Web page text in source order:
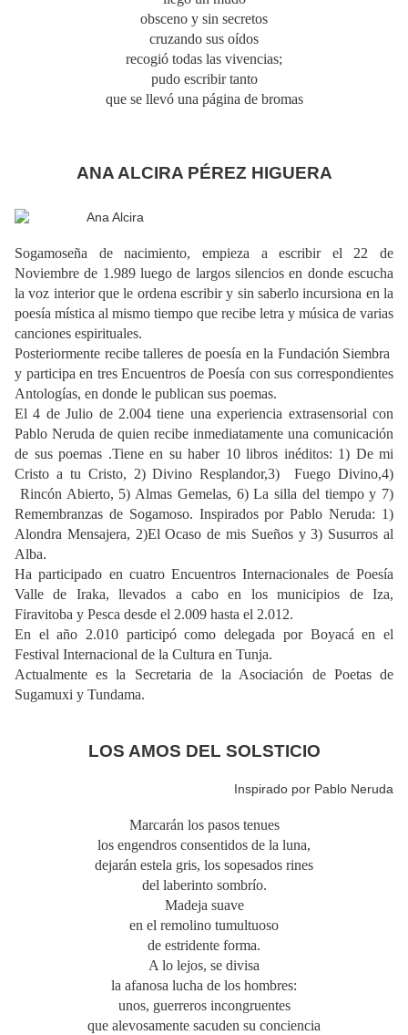
obsceno y sin secretos
cruzando sus oídos
recogió todas las vivencias;
pudo escribir tanto
que se llevó una página de bromas
ANA ALCIRA PÉREZ HIGUERA
Sogamoseña de nacimiento, empieza a escribir el 22 de
Noviembre de 1.989 luego de largos silencios en donde escucha
la voz interior que le ordena escribir y sin saberlo incursiona en la
poesía mística al mismo tiempo que recibe letra y música de varias
canciones espirituales.
Posteriormente recibe talleres de poesía en la Fundación Siembra
y participa en tres Encuentros de Poesía con sus correspondientes
Antologías, en donde le publican sus poemas.
El 4 de Julio de 2.004 tiene una experiencia extrasensorial con
Pablo Neruda de quien recibe inmediatamente una comunicación
de sus poemas .Tiene en su haber 10 libros inéditos: 1) De mi
Cristo a tu Cristo, 2) Divino Resplandor,3) Fuego Divino,4)
Rincón Abierto, 5) Almas Gemelas, 6) La silla del tiempo y 7)
Remembranzas de Sogamoso. Inspirados por Pablo Neruda: 1)
Alondra Mensajera, 2)El Ocaso de mis Sueños y 3) Susurros al
Alba.
Ha participado en cuatro Encuentros Internacionales de Poesía
Valle de Iraka, llevados a cabo en los municipios de Iza,
Firavitoba y Pesca desde el 2.009 hasta el 2.012.
En el año 2.010 participó como delegada por Boyacá en el
Festival Internacional de la Cultura en Tunja.
Actualmente es la Secretaria de la Asociación de Poetas de
Sugamuxi y Tundama.
LOS AMOS DEL SOLSTICIO
Inspirado por Pablo Neruda
Marcarán los pasos tenues
los engendros consentidos de la luna,
dejarán estela gris, los sopesados rines
del laberinto sombrío.
Madeja suave
en el remolino tumultuoso
de estridente forma.
A lo lejos, se divisa
la afanosa lucha de los hombres:
unos, guerreros incongruentes
que alevosamente sacuden su conciencia